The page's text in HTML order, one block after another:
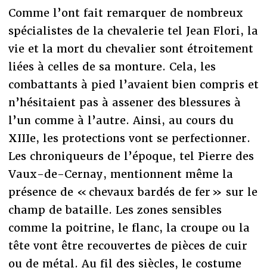
Comme l’ont fait remarquer de nombreux
spécialistes de la chevalerie tel Jean Flori, la
vie et la mort du chevalier sont étroitement
liées à celles de sa monture. Cela, les
combattants à pied l’avaient bien compris et
n’hésitaient pas à assener des blessures à
l’un comme à l’autre. Ainsi, au cours du
XIIIe, les protections vont se perfectionner.
Les chroniqueurs de l’époque, tel Pierre des
Vaux-de-Cernay, mentionnent même la
présence de « chevaux bardés de fer » sur le
champ de bataille. Les zones sensibles
comme la poitrine, le flanc, la croupe ou la
tête vont être recouvertes de pièces de cuir
ou de métal. Au fil des siècles, le costume